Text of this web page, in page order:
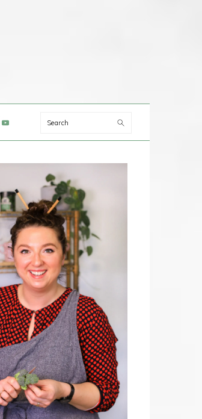
Search